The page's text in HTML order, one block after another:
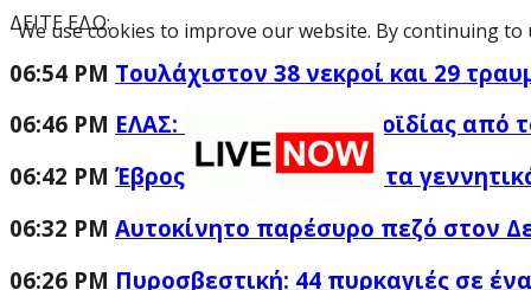
ΔΕΙΤΕ ΕΔΩ:
06:54 PM Τουλάχιστον 38 νεκροί και 29
06:46 PM ΕΛΑΣ: «Βιομηχανία κοροϊδίας από
06:42 PM Έβρος: Άνδρας έδειχνε τα
06:32 PM Αυτοκίνητο παρέσυρο πεζό στον
06:26 PM Πυροσβεστική: 44 πυρκαγιές σε
We use cookies to improve our website. By continuing